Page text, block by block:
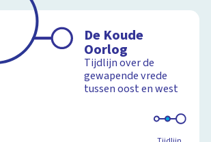
De Koude
Oorlog
Tijdlijn over de
gewapende vrede
tussen oost en west